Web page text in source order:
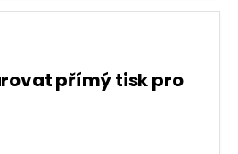
přímý tisk pro